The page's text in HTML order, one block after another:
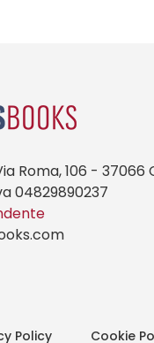
Roma, 106 - 37066
04829890237
Policy Cookie